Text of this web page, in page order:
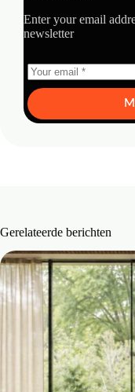
Enter your email
newsletter
Gerelateerde berichten